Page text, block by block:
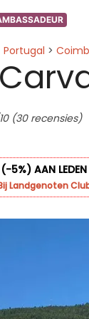
Portugal >
(30 recensies)
5%) AAN
Landgenoten